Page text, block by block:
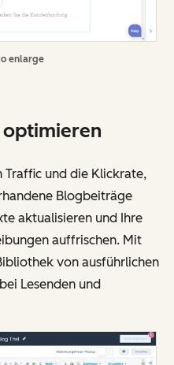
enlarge
optimieren
Traffic und die Klickrate,
Blogbeiträge
aktualisieren und Ihre
auffrischen. Mit
von ausführlichen
Lesenden und